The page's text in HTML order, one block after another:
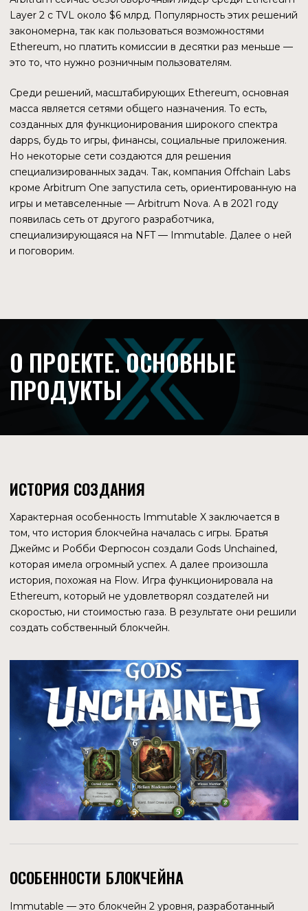
ПЕРСПЕКТИВЫ РАЗВИТИЯ
Потенциал блокчейна Immutable X заключается в идее
его создания. Основатели решали конкретную проблему,
которая возникла в процессе создания успешного
проекта (Gods Unchained). Они знают и понимают рынок,
его потребности, тенденции и направление развития.
Блокчейн развивается, во всяком случае пока, в узкой
нише Games and Collectibles. Это позволяет максимально
сконцентрироваться на потребностях пользователей
нишей не указывает на их финансовую незначительность.
Сейчас у NFT много вариантов использования, и
развития. Но на текущий момент оборот NFT в играх и
ИСТОРИЯ СОЗДАНИЯ
Характерная особенность Immutable X заключается в
Джеймс и Робби Фергюсон создали Gods Unchained,
которая имела огромный успех. А далее произошла
история, похожая на Flow. Игра функционировала на
Ethereum, который не удовлетворял создателей ни
скоростью, ни стоимостью газа. В результате они решили
Immutable — это блокчейн 2 уровня, разработанный
специально для легкого взаимодействия с
невзаимозаменяемыми токенами. Способен
гарантировать безопасность транзакций, их быстрое
исполнение и низкую стоимость газа.
Разработчики блокчейна пытаются создать глобальный
любой NFT. Основную проблему основатели проекта
Разные сети, разные площадки, разные кошельки — все
это создает проблемы участникам рынка в процессе
взаимодействия с NFT. Создать глобальную ликвидность
основная задача Immutable X.